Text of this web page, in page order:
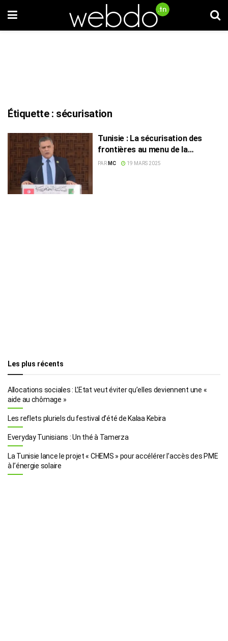
Étiquette : sécurisation
Tunisie : La sécurisation des
frontières au menu de la
rencontre entre le ministre de
PAR MC 19 MARS 2025
Les plus récents
Allocations sociales : L’Etat veut éviter qu’elles deviennent une «
aide au chômage »
Les reflets pluriels du festival d’été de Kalaa Kebira
Everyday Tunisians : Un thé à Tamerza
La Tunisie lance le projet « CHEMS » pour accélérer l’accès des PME
à l’énergie solaire